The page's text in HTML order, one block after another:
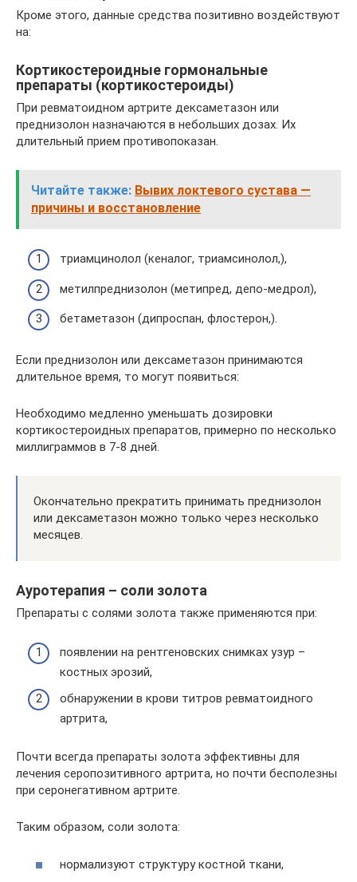
Кроме этого, данные средства позитивно воздействуют
на:
Кортикостероидные гормональные
препараты (кортикостероиды)
При ревматоидном артрите дексаметазон или
преднизолон назначаются в небольших дозах. Их
длительный прием противопоказан.
Читайте также: Вывих локтевого сустава —
причины и восстановление
триамцинолол (кеналог, триамсинолол,),
метилпреднизолон (метипред, депо-медрол),
бетаметазон (дипроспан, флостерон,).
Если преднизолон или дексаметазон принимаются
длительное время, то могут появиться:
Необходимо медленно уменьшать дозировки
кортикостероидных препаратов, примерно по несколько
миллиграммов в 7-8 дней.
Окончательно прекратить принимать преднизолон
или дексаметазон можно только через несколько
месяцев.
Ауротерапия – соли золота
Препараты с солями золота также применяются при:
появлении на рентгеновских снимках узур –
костных эрозий,
обнаружении в крови титров ревматоидного
артрита,
Почти всегда препараты золота эффективны для
лечения серопозитивного артрита, но почти бесполезны
при серонегативном артрите.
Таким образом, соли золота:
нормализуют структуру костной ткани,